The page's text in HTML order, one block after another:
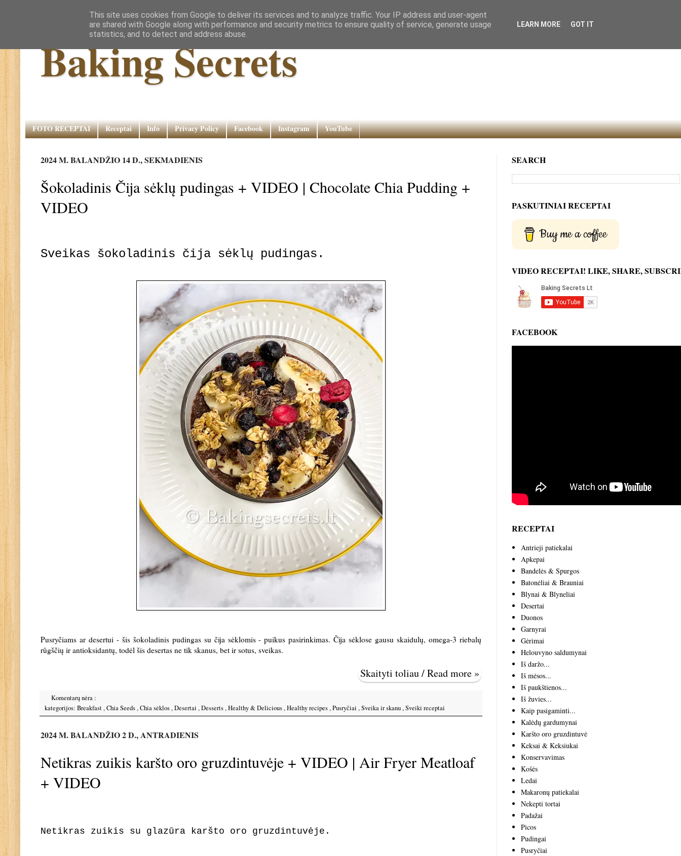
Baking Secrets
FOTO RECEPTAI Receptai Info Privacy Policy Facebook Instagram YouTube
2024 M. BALANDŽIO 14 D., SEKMADIENIS
Šokoladinis Čija sėklų pudingas + VIDEO | Chocolate Chia Pudding +
VIDEO
Sveikas šokoladinis čija sėklų pudingas.
Pusryčiams ar desertui - šis šokoladinis pudingas su čija sėklomis - puikus pasirinkimas. Čija sėklose gausu skaidulų, omega-3 riebalų
rūgščių ir antioksidantų, todėl šis desertas ne tik skanus, bet ir sotus, sveikas.
Skaityti toliau / Read more »
Komentarų nėra :
kategorijos: Breakfast,Chia Seeds,Chia sėklos,Desertai ,Desserts,Healthy & Delicious,Healthy recipes,Pusryčiai ,Sveika ir skanu,Sveiki receptai
2024 M. BALANDŽIO 2 D., ANTRADIENIS
Netikras zuikis karšto oro gruzdintuvėje + VIDEO | Air Fryer Meatloaf
+ VIDEO
Netikras zuikis su glazūra karšto oro gruzdintuvėje.
SEARCH
PASKUTINIAI RECEPTAI
Buy me a coffee
VIDEO RECEPTAI! LIKE, SHARE,
FACEBOOK
RECEPTAI
Antrieji patiekalai
Apkepai
Bandelės & Spurgos
Batonėliai & Brauniai
Blynai & Blyneliai
Desertai
Duonos
Garnyrai
Gėrimai
Helouvyno saldumynai
Iš daržo...
Iš mėsos...
Iš paukštienos...
Iš žuvies...
Kaip pasigaminti...
Kalėdų gardumynai
Karšto oro gruzdintuvė
Keksai & Keksiukai
Konservavimas
Košės
Ledai
Makaronų patiekalai
Nekepti tortai
Padažai
Picos
Pudingai
Pusryčiai
This site uses cookies from Google to deliver its services and to analyze traffic. Your IP address and user-agent
are shared with Google along with performance and security metrics to ensure quality of service, generate usage
statistics, and to detect and address abuse.
LEARN MORE GOT IT